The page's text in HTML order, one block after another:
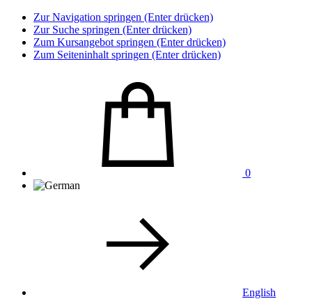
Zur Navigation springen (Enter drücken)
Zur Suche springen (Enter drücken)
Zum Kursangebot springen (Enter drücken)
Zum Seiteninhalt springen (Enter drücken)
0
English